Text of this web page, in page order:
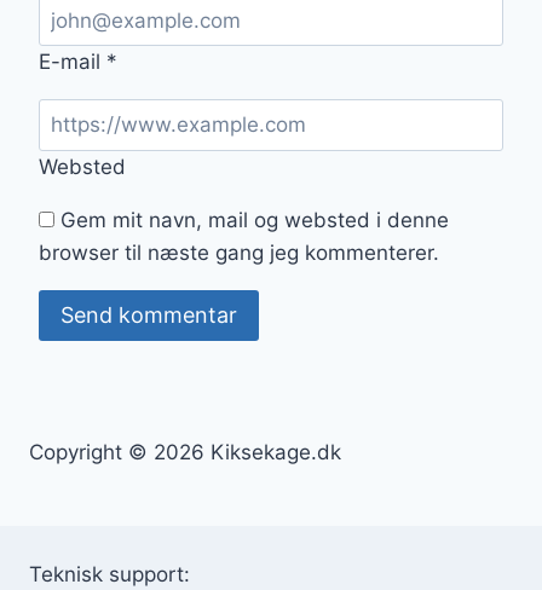
E-mail *
Websted
Gem mit navn, mail og websted i denne
browser til næste gang jeg kommenterer.
Copyright © 2026 Kiksekage.dk
Teknisk support: